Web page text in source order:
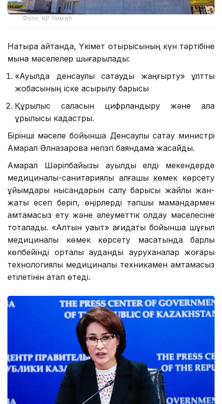
Фото: ҚР Үкіметі
Нақтырақ айтқанда, Үкімет отырысының күн тәртібіне
мына мәселелер шығарылады:
«Ауылда денсаулық сақтауды жаңғырту» ұлттық
жобасының іске асырылу барысы
Құрылыс саласын цифрландыру және қала
құрылысы кадастры.
Бірінші мәселе бойынша Денсаулық сақтау министрі
Ақмарал Әлназарова негізгі баяндама жасайды.
Ақмарал Шәріпбайқызы ауылдық елді мекендерде
медициналық-санитариялық алғашқы көмек көрсету
ұйымдары нысандарын салу барысы жайлы жан-
жақты есеп беріп, өңірлерді тапшы мамандармен
қамтамасыз ету және әлеуметтік қолдау мәселесіне
тоқталады. «Алтын уақыт» қағидаты бойынша шұғыл
медициналық көмек көрсету мақсатында барлық
көпбейінді орталық аудандық ауруханалар жоғары
технологиялық медициналық техникамен қамтамасыз
етілетінін атап өтеді.